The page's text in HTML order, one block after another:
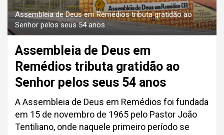
Assembleia de Deus em Remédios tributa gratidão ao
Senhor pelos seus 54 anos
Assembleia de Deus em
Remédios tributa gratidão ao
Senhor pelos seus 54 anos
A Assembleia de Deus em Remédios foi fundada
em 15 de novembro de 1965 pelo Pastor João
Tentiliano, onde naquele primeiro período se